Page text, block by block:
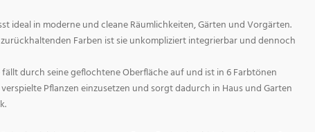
ideal in moderne und cleane Räumlichkeiten, Gärten und Vorgärten.
Farben ist sie unkompliziert integrierbar und dennoch
fällt durch seine geflochtene Oberfläche auf und ist in 6 Farbtönen
Pflanzen einzusetzen und sorgt dadurch in Haus und Garten